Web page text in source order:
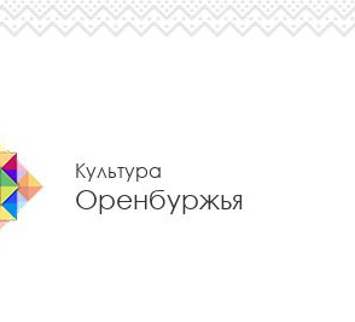
Культура
Оренбуржья